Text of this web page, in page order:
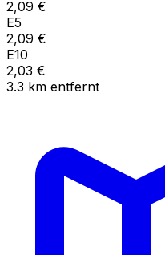
2,09 €
E5
2,09 €
E10
2,03 €
3.3 km entfernt